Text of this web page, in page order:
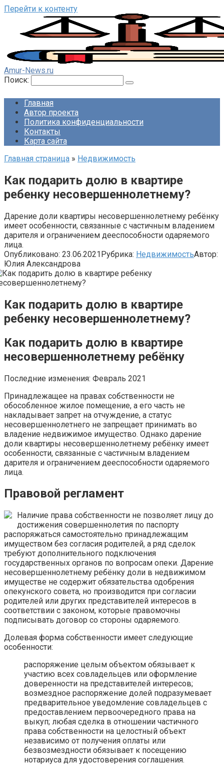
Перейти к контенту
Amur-News.ru
Поиск:
Главная
Автор проекта
Политика конфиденциальности
Контакты
Карта сайта
Главная страница » Недвижимость
Как подарить долю в квартире
ребенку несовершеннолетнему?
Дарение доли квартиры несовершеннолетнему ребёнку
имеет особенности, связанные с частичным владением
дарителя и ограничением дееспособности одаряемого
лица.
Опубликовано: 23.06.2021Рубрика: НедвижимостьАвтор:
Юлия Александрова
Как подарить долю в квартире
ребенку несовершеннолетнему?
Как подарить долю в квартире
несовершеннолетнему ребёнку
Последние изменения: Февраль 2021
Принадлежащее на правах собственности не
обособленное жилое помещение, а его часть не
накладывает запрет на отчуждение, а статус
несовершеннолетнего не запрещает принимать во
владение недвижимое имущество. Однако дарение
доли квартиры несовершеннолетнему ребёнку имеет
особенности, связанные с частичным владением
дарителя и ограничением дееспособности одаряемого
лица.
Правовой регламент
Наличие права собственности не позволяет лицу до
достижения совершеннолетия по паспорту
распоряжаться самостоятельно принадлежащим
имуществом без согласия родителей, а ряд сделок
требуют дополнительного подключения
государственных органов по вопросам опеки. Дарение
несовершеннолетнему ребёнку доли в недвижимом
имуществе не содержит обязательства одобрения
опекунского совета, но производится при согласии
родителей или других представителей интересов в
соответствии с законом, которые правомочны
подписывать договор со стороны одаряемого.
Долевая форма собственности имеет следующие
особенности:
распоряжение целым объектом обязывает к
участию всех совладельцев или оформление
доверенности на представителей интересов;
возмездное распоряжение долей подразумевает
предварительное уведомление совладельцев с
предоставлением первоочередного права на
выкуп; любая сделка в отношении частичного
права собственности на целостный объект
независимо от получения оплаты или
безвозмездности обязывает к посещению
нотариуса для удостоверения соглашения.